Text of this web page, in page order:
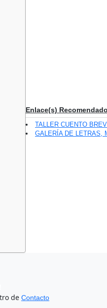
Enlace(s)
TALLER CUENTO
GALERÍA DE LETRAS,
de Contacto